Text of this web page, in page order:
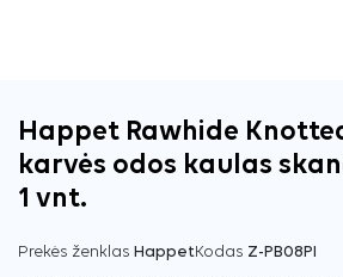
Happet Rawhide
karvės odos kaulas
1 vnt.
Prekės ženklas HappetKodas Z-PB08PI